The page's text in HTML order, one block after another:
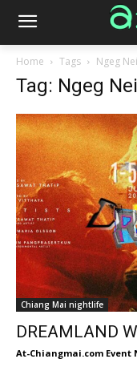
Home Tags Ngeg
Tag: Ngeg
Chiang Mai nightlife
DREAMLAND
At-Chiangmai.com Event